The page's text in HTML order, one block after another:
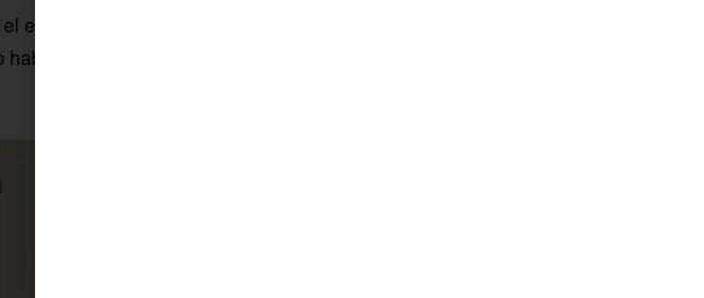
electrónico, terminando el tercer cuarto con un 46-32 muy
hecho 23 puntos en un solo cuarto, los mismos que en los